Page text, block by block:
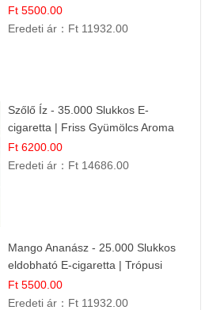
Gyümölcs Íz
Ft 5500.00
Eredeti ár： Ft 11932.00
Szőlő Íz - 35.000 Slukkos E-
cigaretta | Friss Gyümölcs Aroma
Ft 6200.00
Eredeti ár： Ft 14686.00
Mango Ananász - 25.000 Slukkos
eldobható E-cigaretta | Trópusi
Ízélmény
Ft 5500.00
Eredeti ár： Ft 11932.00